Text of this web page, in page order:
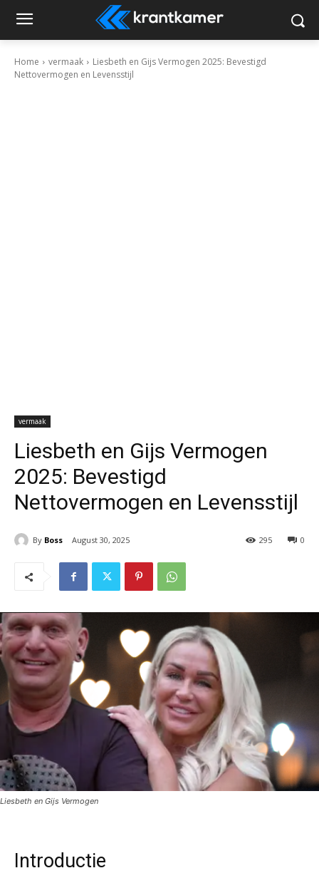
Home vermaak
Liesbeth en Gijs Vermogen 2025: Bevestigd
Nettovermogen en Levensstijl
vermaak
Liesbeth en Gijs Vermogen
2025: Bevestigd
Nettovermogen en Levensstijl
By Boss August 30, 2025 0
295
Liesbeth en Gijs Vermogen
Introductie